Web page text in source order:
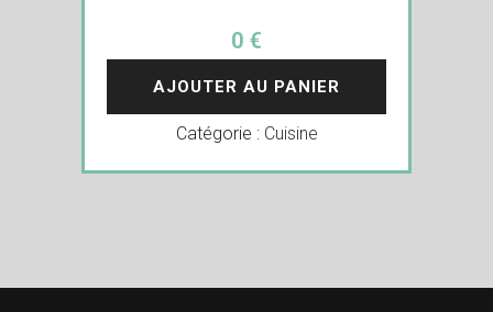
0 €
AJOUTER AU PANIER
Catégorie : Cuisine